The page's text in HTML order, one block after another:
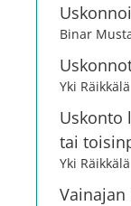
Binar
Yki Räikkälä
Uskonto
tai
Yki Räikkälä